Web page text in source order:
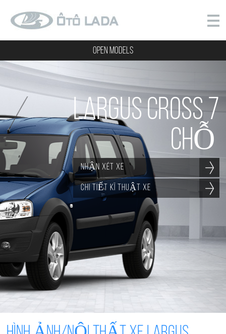
OPEN MODELS
Largus Cross 7
CHỖ
NHẬN XÉT XE
CHI TIẾT KĨ THUẬT XE